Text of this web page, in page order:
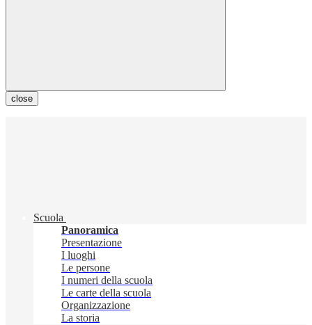
close
Scuola
Panoramica
Presentazione
I luoghi
Le persone
I numeri della scuola
Le carte della scuola
Organizzazione
La storia